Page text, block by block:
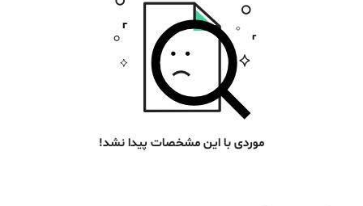
موردی با این مشخصات پیدا نشد!